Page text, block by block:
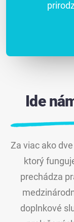
Ide
Za viac ako
ktorý
prechádza
doplnkové